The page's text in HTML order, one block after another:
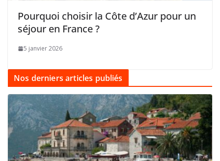
Pourquoi choisir la Côte d’Azur pour un
séjour en France ?
5 janvier 2026
Nos derniers articles publiés